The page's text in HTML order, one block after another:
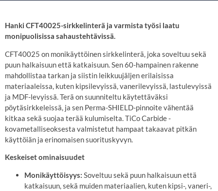
Hanki CFT40025-sirkkelinterä ja varmista työsi laatu
monipuolisissa sahaustehtävissä.
CFT40025 on monikäyttöinen sirkkelinterä, joka soveltuu sekä
puun halkaisuun että katkaisuun.Sen 60-hampainen rakenne
mahdollistaa tarkan ja siistin leikkuujäljen erilaisissa
materiaaleissa, kuten kipsilevyissä, vanerilevyissä, lastulevyissä
ja MDF-levyissä.Terä on suunniteltu käytettäväksi
pöytäsirkkeleissä, ja sen Perma-SHIELD-pinnoite vähentää
kitkaa sekä suojaa terää kulumiselta.TiCo Carbide -
kovametalliseoksesta valmistetut hampaat takaavat pitkän
käyttöiän ja erinomaisen suorituskyvyn.
Keskeiset ominaisuudet
Monikäyttöisyys: Soveltuu sekä puun halkaisuun että
katkaisuun, sekä muiden materiaalien, kuten kipsi-, vaneri-,